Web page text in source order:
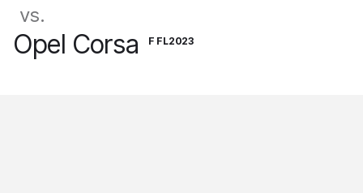
vs.
Opel Corsa F FL2023